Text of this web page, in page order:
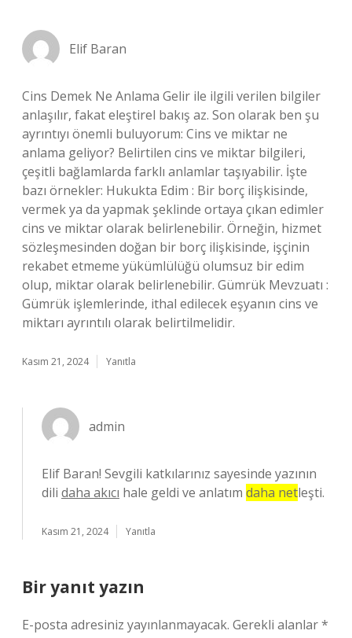
Elif Baran
Cins Demek Ne Anlama Gelir ile ilgili verilen bilgiler
anlaşılır, fakat eleştirel bakış az. Son olarak ben şu
ayrıntıyı önemli buluyorum: Cins ve miktar ne
anlama geliyor? Belirtilen cins ve miktar bilgileri,
çeşitli bağlamlarda farklı anlamlar taşıyabilir. İşte
bazı örnekler: Hukukta Edim : Bir borç ilişkisinde,
vermek ya da yapmak şeklinde ortaya çıkan edimler
cins ve miktar olarak belirlenebilir. Örneğin, hizmet
sözleşmesinden doğan bir borç ilişkisinde, işçinin
rekabet etmeme yükümlülüğü olumsuz bir edim
olup, miktar olarak belirlenebilir. Gümrük Mevzuatı :
Gümrük işlemlerinde, ithal edilecek eşyanın cins ve
miktarı ayrıntılı olarak belirtilmelidir.
Kasım 21, 2024 Yanıtla
admin
Elif Baran! Sevgili katkılarınız sayesinde yazının
dili daha akıcı hale geldi ve anlatım daha netleşti.
Kasım 21, 2024 Yanıtla
Bir yanıt yazın
E-posta adresiniz yayınlanmayacak. Gerekli alanlar*